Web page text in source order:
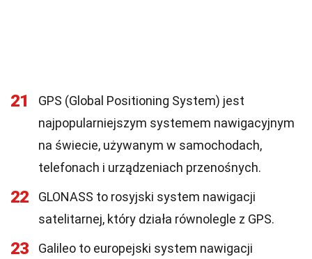
21
GPS (Global Positioning System) jest
najpopularniejszym systemem nawigacyjnym
na świecie, używanym w samochodach,
telefonach i urządzeniach przenośnych.
22
GLONASS to rosyjski system nawigacji
satelitarnej, który działa równolegle z GPS.
23
Galileo to europejski system nawigacji